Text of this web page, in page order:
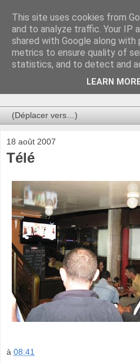
Au bistro !
La connerie étant le seul
entrevoir une parcelle de
de communication efficaces.
18 août 2007
Télé
à 08:41
This site uses cookies from
and to analyze traffic. Your IP
shared with Google along
metrics to ensure quality of
statistics, and to detect and
LEARN